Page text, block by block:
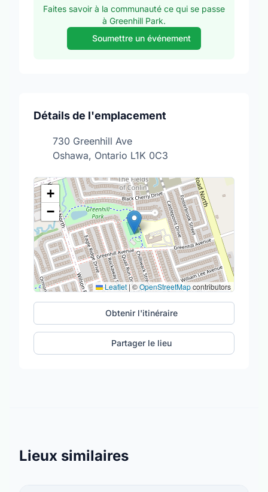
Faites savoir à la communauté ce qui se passe
à Greenhill Park.
Soumettre un événement
Détails de l'emplacement
730 Greenhill Ave
Oshawa, Ontario L1K 0C3
+
−
Leaflet |©OpenStreetMapcontributors
Obtenir l'itinéraire
Partager le lieu
Lieux similaires